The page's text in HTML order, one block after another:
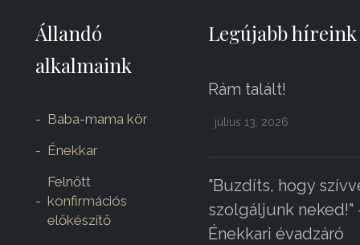
Állandó
alkalmaink
Baba-mama kör
Énekkar
Felnőtt
konfirmációs
előkészítő
Legújabb híreink
Rám talált!
július 13, 2026
"Buzdíts, hogy
szolgáljunk neked!"
Énekkari évadzáró